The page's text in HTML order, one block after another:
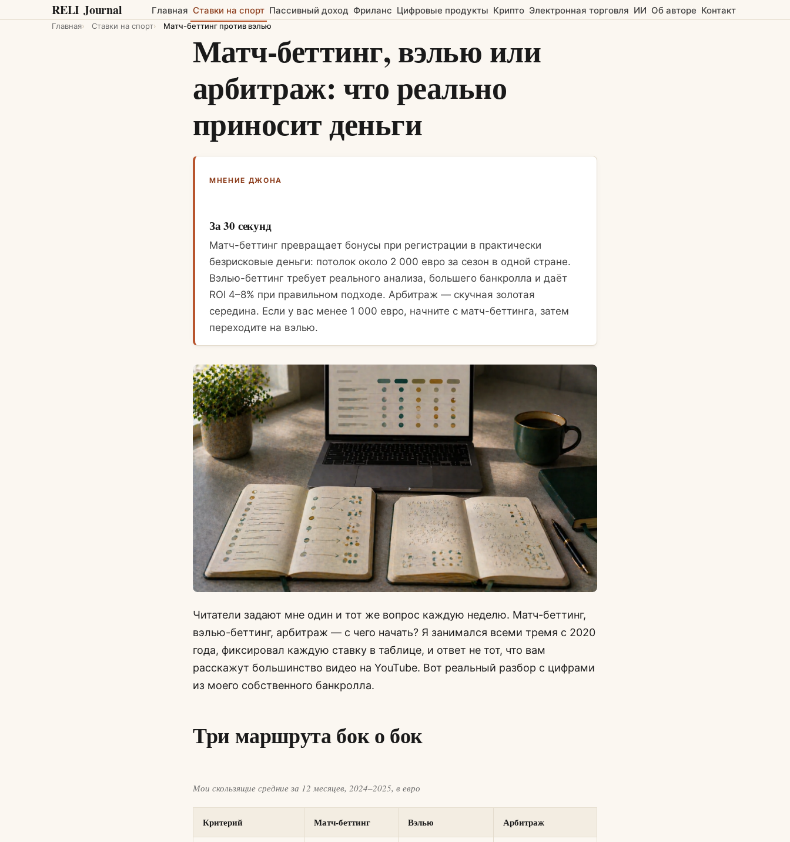
RELI Journal Главная Ставки на спорт Пассивный доход Фриланс Цифровые продукты Крипто Электронная торговля ИИ Об авторе Контакт
Главная Ставки на спорт Матч-беттинг против вэлью
Матч-беттинг, вэлью или
арбитраж: что реально
приносит деньги
МНЕНИЕ ДЖОНА
За 30 секунд
Матч-беттинг превращает бонусы при регистрации в практически
безрисковые деньги: потолок около 2 000 евро за сезон в одной стране.
Вэлью-беттинг требует реального анализа, большего банкролла и даёт
ROI 4–8% при правильном подходе. Арбитраж — скучная золотая
середина. Если у вас менее 1 000 евро, начните с матч-беттинга, затем
переходите на вэлью.
Читатели задают мне один и тот же вопрос каждую неделю. Матч-беттинг,
вэлью-беттинг, арбитраж — с чего начать? Я занимался всеми тремя с 2020
года, фиксировал каждую ставку в таблице, и ответ не тот, что вам
расскажут большинство видео на YouTube. Вот реальный разбор с цифрами
из моего собственного банкролла.
Три маршрута бок о бок
Мои скользящие средние за 12 месяцев, 2024–2025, в евро
Критерий Матч-беттинг Вэлью Арбитраж